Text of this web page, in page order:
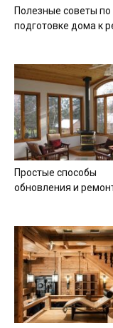
Полезные советы по
подготовке дома к
Простые способы
обновления и